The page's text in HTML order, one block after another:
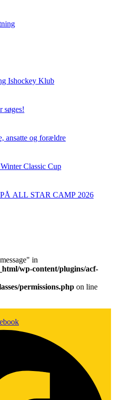
Ishockey Klub
søges!
ansatte og forældre
Classic Cup
ALL STAR CAMP 2026
in
wp-content/plugins/acf-
permissions.php on line